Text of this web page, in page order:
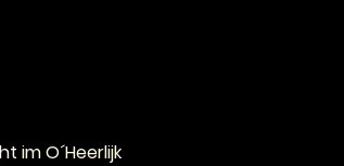
im O´Heerlijk